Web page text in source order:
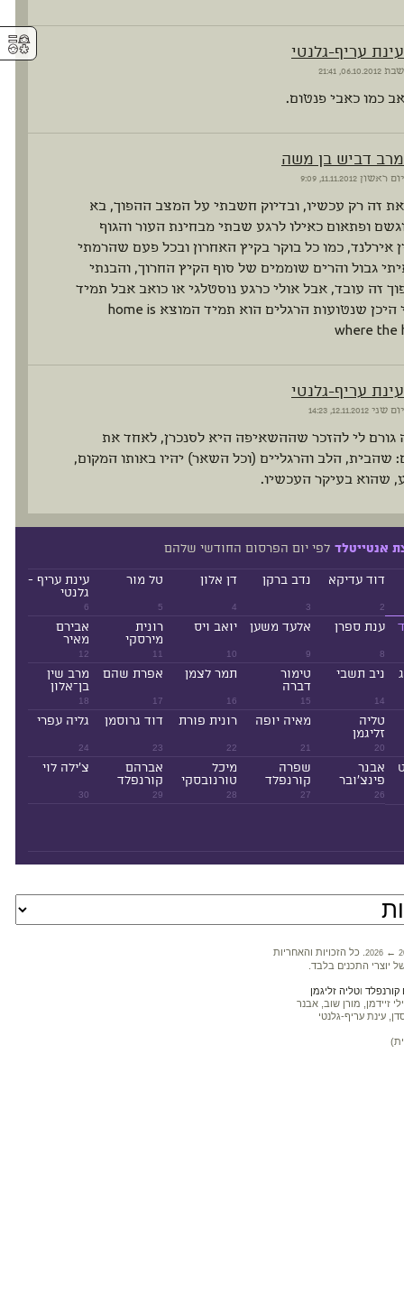
עינת עריף-גלנטי
שבת
כמו כאבי פנטום.
מרב דביש בן משה
יום ראשון
זה רק עכשיו, ובדיוק חשבתי על המצב ההפוך, בא
ופתאום כאילו לרגע שבתי מבחינת העור והגוף
אירלנד, כמו כל בוקר בקיץ האחרון ובכל פעם שהרמתי
גבול והרים שוממים של סוף הקיץ החרוך, והבנתי
זה עובד, אבל אולי כרגע נוסטלגי או כואב אבל תמיד
משם כי היכן שנטועות הרגלים הוא תמיד המוצא home is
where the
עינת עריף-גלנטי
יום שני
גורם לי להזכר שההשאיפה היא לסנכרן, לאחד את
שהבית, הלב והרגליים (וכל השאר) יהיו באותו המקום,
שהוא בעיקר העכשיו.
אנטייטלד לפי יום הפרסום החודשי שלהם
2
דוד עדיקא
3
נדב ברקן
4
דן אלון
5
טל מור
6
עינת עריף -
גלנטי
8
ענת ספרן
9
אלעד משען
10
יואב ויס
11
רונית
מירסקי
12
אבירם
מאיר
14
ניב תשבי
15
טימור
דברה
16
תמר לצמן
17
אפרת שהם
18
מרב שין
בן־אלון
20
טליה
זליגמן
21
מאיה יופה
22
רונית פורת
23
דוד גרוסמן
24
גליה עפרי
26
אבנר
פינצ'ובר
27
שפרה
קורנפלד
28
מיכל
טורנובסקי
29
אברהם
קורנפלד
30
צ'ילה לוי
2026 ←
. כל הזכויות והאחריות
יוצרי התכנים בלבד.
וטליה זליגמן
זיידמן, מורן שוב, אבנר
עינת עריף-גלנטי
⚥︎